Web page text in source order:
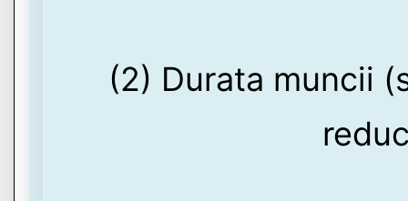
(2) Durata muncii